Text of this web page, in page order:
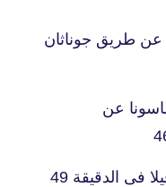
عن طريق جوناثان
عن
الدقيقة 49